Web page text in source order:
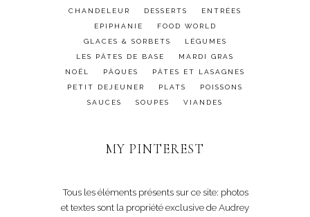
CHANDELEUR
DESSERTS
ENTRÉES
EPIPHANIE
FOOD WORLD
GLACES & SORBETS
LÉGUMES
LES PÂTES DE BASE
MARDI GRAS
NOËL
PÂQUES
PÂTES ET LASAGNES
PETIT DEJEUNER
PLATS
POISSONS
SAUCES
SOUPES VIANDES
MY PINTEREST
Tous les éléments présents sur ce site: photos
et textes sont la propriété exclusive de Audrey